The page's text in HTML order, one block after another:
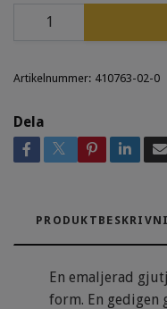
Artikelnummer: 410763-02-0
Dela
En emaljerad
form. En gedigen